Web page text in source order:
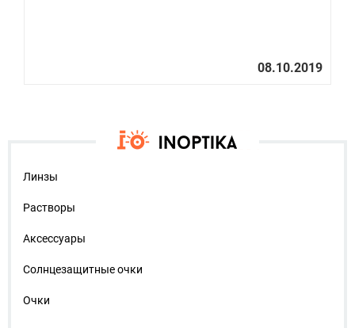
Линзы
Растворы
Аксессуары
Солнцезащитные очки
Очки